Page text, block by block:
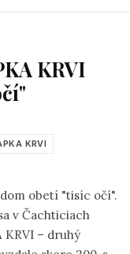
KRVI
KRVI
obetí "tisíc očí".
v Čachticiach
KRVI – druhý